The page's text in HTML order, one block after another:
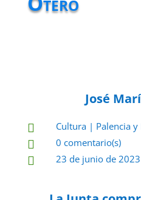
José
 Cultura| Palencia
 0 comentario(s)
 23 de junio de 2023